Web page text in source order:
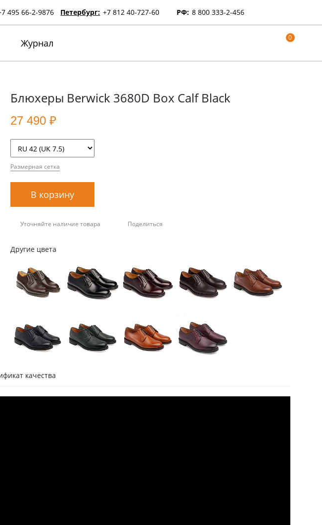
495 66-2-9876 Петербург: +7 812 40-727-60 РФ: 8 800 333-2-456
Журнал 0
Блюхеры Berwick 3680D Box Calf Black
27 490 ₽
Размерная сетка
В корзину
Уточняйте наличие товара Поделиться
Другие цвета
качества